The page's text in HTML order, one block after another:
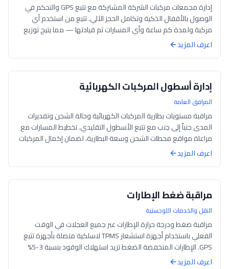
إدارة مجمعات مركبات الشركة المشتركة مع تتبع GPS والتحكم في
الوصول بالأقفال الذكية وتكامل الحجز الآلي. تتبع من استخدم أي
مركبة ولمدة كم ساعة وأي المسارات تم قيادتها — مما يتيح توزيع
التكاليف العادل عبر...
اعرف المزيد
إدارة أسطول المركبات الكهربائية
المرافق العامة
مراقبة مستويات بطارية المركبات الكهربائية وحالة الشحن وتقديرات
المدى جنباً إلى جنب مع تتبع الأسطول التقليدي. تخطيط المسارات مع
مراعاة مواقع محطات الشحن وسعة البطارية، لضمان إكمال المركبات
الكهربائية م...
اعرف المزيد
مراقبة ضغط الإطارات
النقل والخدمات اللوجستية
مراقبة ضغط ودرجة حرارة الإطارات عبر جميع العجلات في الوقت
الفعلي باستخدام أجهزة استشعار TPMS لاسلكية متصلة بأجهزة تتبع
GPS. الإطارات المنخفضة الضغط تزيد استهلاك الوقود بنسبة 3-5%
وهي سبب رئيسي لانفجار...
اعرف المزيد